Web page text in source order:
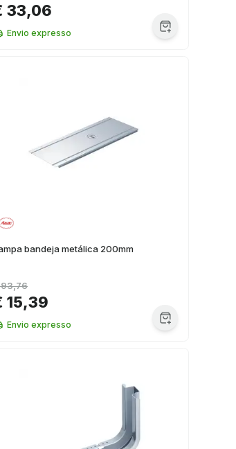
33,06
Envio expresso
bandeja metálica 200mm
15,39
Envio expresso